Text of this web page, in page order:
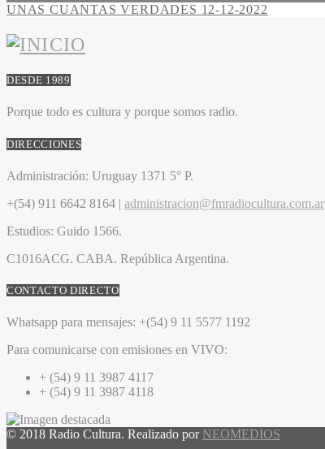
UNAS CUANTAS VERDADES 12-12-2022
DESDE 1989
Porque todo es cultura y porque somos radio.
DIRECCIONES
Administración: Uruguay 1371 5° P.
+(54) 911 6642 8164 | administracion@fmradiocultura.com.ar
Estudios: Guido 1566.
C1016ACG. CABA. República Argentina.
CONTACTO DIRECTO
Whatsapp para mensajes: +(54) 9 11 5577 1192
Para comunicarse con emisiones en VIVO:
+ (54) 9 11 3987 4117
+ (54) 9 11 3987 4118
© 2018 Radio Cultura. Realizado por NEOMEDIOS